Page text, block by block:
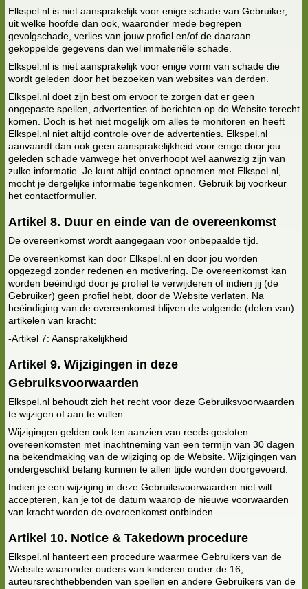
Elkspel.nl is niet aansprakelijk voor enige schade van Gebruiker,
uit welke hoofde dan ook, waaronder mede begrepen
gevolgschade, verlies van jouw profiel en/of de daaraan
gekoppelde gegevens dan wel immateriële schade.
Elkspel.nl is niet aansprakelijk voor enige vorm van schade die
wordt geleden door het bezoeken van websites van derden.
Elkspel.nl doet zijn best om ervoor te zorgen dat er geen
ongepaste spellen, advertenties of berichten op de Website terecht
komen. Doch is het niet mogelijk om alles te monitoren en heeft
Elkspel.nl niet altijd controle over de advertenties. Elkspel.nl
aanvaardt dan ook geen aansprakelijkheid voor enige door jou
geleden schade vanwege het onverhoopt wel aanwezig zijn van
zulke informatie. Je kunt altijd contact opnemen met Elkspel.nl,
mocht je dergelijke informatie tegenkomen. Gebruik bij voorkeur
het contactformulier.
Artikel 8. Duur en einde van de overeenkomst
De overeenkomst wordt aangegaan voor onbepaalde tijd.
De overeenkomst kan door Elkspel.nl en door jou worden
opgezegd zonder redenen en motivering. De overeenkomst kan
worden beëindigd door je profiel te verwijderen of indien jij (de
Gebruiker) geen profiel hebt, door de Website verlaten. Na
beëindiging van de overeenkomst blijven de volgende (delen van)
artikelen van kracht:
-Artikel 7: Aansprakelijkheid
Artikel 9. Wijzigingen in deze
Gebruiksvoorwaarden
Elkspel.nl behoudt zich het recht voor deze Gebruiksvoorwaarden
te wijzigen of aan te vullen.
Wijzigingen gelden ook ten aanzien van reeds gesloten
overeenkomsten met inachtneming van een termijn van 30 dagen
na bekendmaking van de wijziging op de Website. Wijzigingen van
ondergeschikt belang kunnen te allen tijde worden doorgevoerd.
Indien je een wijziging in deze Gebruiksvoorwaarden niet wilt
accepteren, kan je tot de datum waarop de nieuwe voorwaarden
van kracht worden de overeenkomst ontbinden.
Artikel 10. Notice & Takedown procedure
Elkspel.nl hanteert een procedure waarmee Gebruikers van de
Website waaronder ouders van kinderen onder de 16,
auteursrechthebbenden van spellen en andere Gebruikers van de